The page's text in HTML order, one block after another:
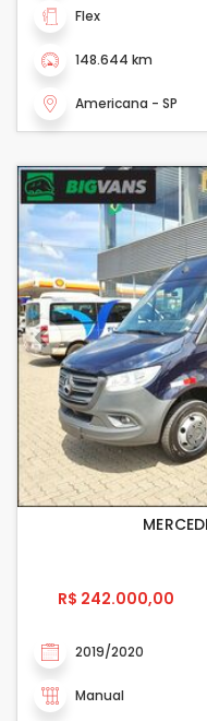
Flex
148.644 km
Americana - SP
R$ 242.000,00
2019/2020
Manual